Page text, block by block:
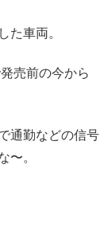
た車両。
売前の今から
通勤などの信号
〜。